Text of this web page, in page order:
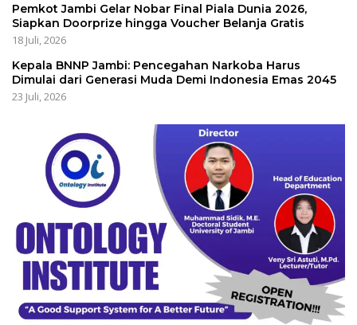
Pemkot Jambi Gelar Nobar Final Piala Dunia 2026,
Siapkan Doorprize hingga Voucher Belanja Gratis
18 Juli, 2026
Kepala BNNP Jambi: Pencegahan Narkoba Harus
Dimulai dari Generasi Muda Demi Indonesia Emas 2045
23 Juli, 2026